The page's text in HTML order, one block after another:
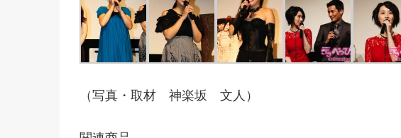
（写真・取材 神楽坂 文人）